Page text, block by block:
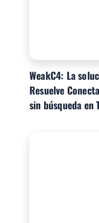
WeakC4: La
Resuelve
sin búsqueda en